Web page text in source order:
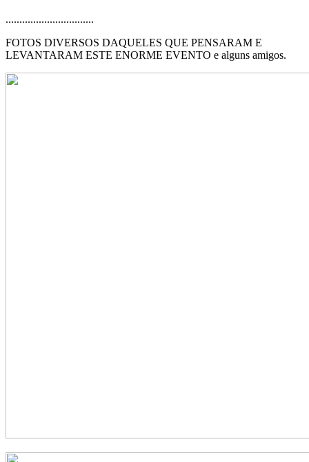
................................
FOTOS DIVERSOS DAQUELES QUE PENSARAM E
LEVANTARAM ESTE ENORME EVENTO e alguns amigos.